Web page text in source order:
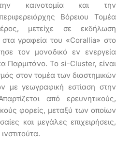
καινοτομία και την
Βόρειου Τομέα
μετείχε σε εκδήλωση
γραφεία του «Corallia» στο
τον μοναδικό εν ενεργεία
Παρμιτάνο. Το si-Cluster, είναι
στον τομέα των διαστημικών
με γεωγραφική εστίαση στην
από ερευνητικούς,
φορείς, μεταξύ των οποίων
και μεγάλες επιχειρήσεις,